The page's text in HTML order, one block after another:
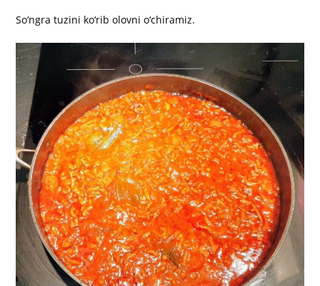
So‘ngra tuzini ko‘rib olovni o‘chiramiz.